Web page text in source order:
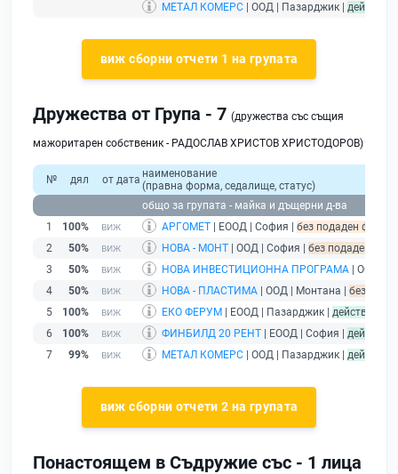
МЕТАЛ КОМЕРС | ООД | Пазарджик | действащ
виж сборни отчети 1 на групата
Дружества от Група - 7 (дружества със същия
мажоритарен собственик - РАДОСЛАВ ХРИСТОВ ХРИСТОДОРОВ)
№ дял от дата наименование
(правна форма, седалище, статус)
общо за групата - майка и дъщерни д-ва
1
100% АРГОМЕТ | ЕООД | София | без подаден
2
50% НОВА - МОНТ | ООД | София | без подаден
3
50% НОВА ИНВЕСТИЦИОННА ПРОГРАМА | ООД |
4
50% НОВА - ПЛАСТИМА | ООД | Монтана | без
5
100% ЕКО ФЕРУМ | ЕООД | Пазарджик | действащ
6
100% ФИНБИЛД 20 РЕНТ | ЕООД | София | действащ
7
99% МЕТАЛ КОМЕРС | ООД | Пазарджик | действащ
виж сборни отчети 2 на групата
Понастоящем в Съдружие със - 1 лица